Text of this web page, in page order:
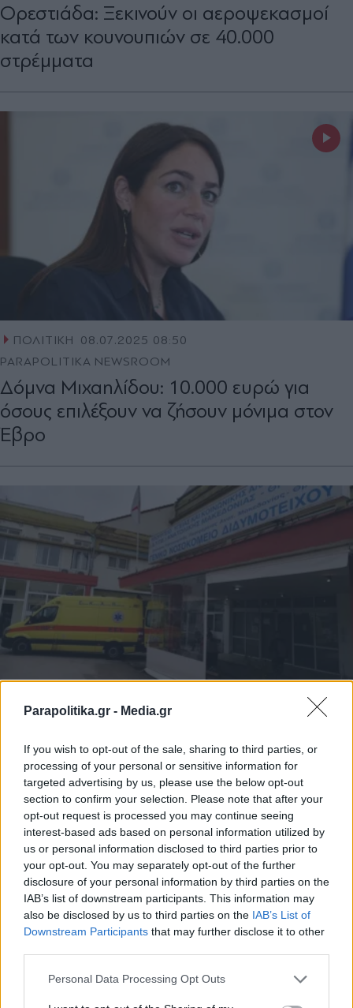
Parapolitika.gr - Media.gr
If you wish to opt-out of the sale, sharing to third parties, or
processing of your personal or sensitive information for
targeted advertising by us, please use the below opt-out
section to confirm your selection. Please note that after your
opt-out request is processed you may continue seeing
interest-based ads based on personal information utilized by
us or personal information disclosed to third parties prior to
your opt-out. You may separately opt-out of the further
disclosure of your personal information by third parties on the
IAB’s list of downstream participants. This information may
also be disclosed by us to third parties on the IAB’s List of
Downstream Participants that may further disclose it to other
Personal Data Processing Opt Outs
Ορεστιάδα: Ξεκινούν οι αεροψεκασμοί
κατά των κουνουπιών σε 40.000
στρέμματα
ΠΟΛΙΤΙΚΗ
08.07.2025 08:50
PARAPOLITIKA NEWSROOM
Δόμνα Μιχαηλίδου: 10.000 ευρώ για
όσους επιλέξουν να ζήσουν μόνιμα στον
Έβρο
ΕΛΛΑΔΑ 09.06.2025 12:54
Σοκ στην Ορεστιάδα: Νεκρός
ηλικιωμένος μετά από παράσυρση από
τρένο
Εγγραφή στο newsletter